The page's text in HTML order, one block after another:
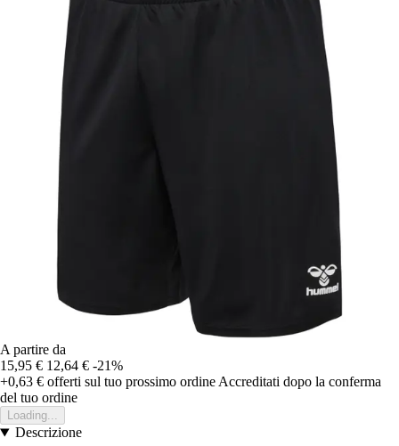
A partire da
15,95 € 12,64 € -21%
+0,63 € offerti sul tuo prossimo ordine Accreditati dopo la conferma
del tuo ordine
Loading...
Descrizione